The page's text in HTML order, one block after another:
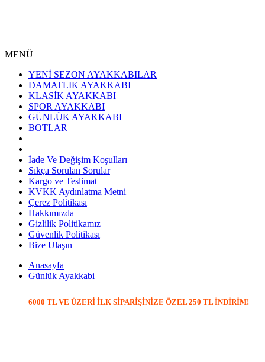
MENÜ
YENİ SEZON AYAKKABILAR
DAMATLIK AYAKKABI
KLASİK AYAKKABI
SPOR AYAKKABI
GÜNLÜK AYAKKABI
BOTLAR
İade Ve Değişim Koşulları
Sıkça Sorulan Sorular
Kargo ve Teslimat
KVKK Aydınlatma Metni
Çerez Politikası
Hakkımızda
Gizlilik Politikamız
Güvenlik Politikası
Bize Ulaşın
Anasayfa
Günlük Ayakkabi
6000 TL VE ÜZERİ İLK SİPARİŞİNİZE ÖZEL 250 TL İNDİRİM!